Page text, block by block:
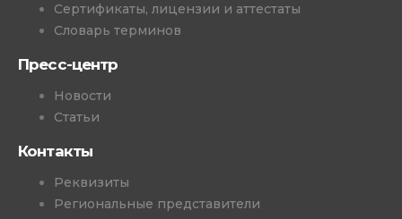
Сертификаты, лицензии и аттестаты
Словарь терминов
Пресс-центр
Новости
Статьи
Контакты
Реквизиты
Региональные представители